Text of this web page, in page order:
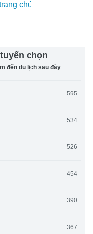
chủ
chọn
đến du lịch sau đây
595
534
526
454
390
367